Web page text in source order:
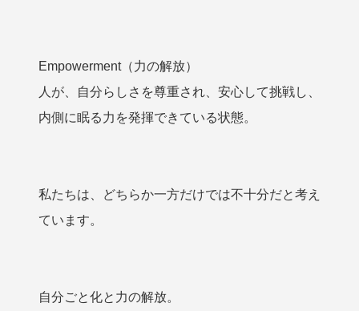
Empowerment（力の解放）
人が、自分らしさを尊重され、安心して挑戦し、
内側に眠る力を発揮できている状態。
私たちは、どちらか一方だけでは不十分だと考え
ています。
自分ごと化と力の解放。